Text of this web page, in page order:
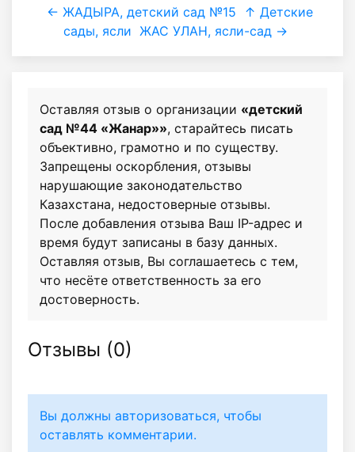
← ЖАДЫРА, детский сад №15
↑ Детские
сады, ясли ЖАС УЛАН, ясли-сад →
Оставляя отзыв о организации «детский
сад №44 «Жанар»», старайтесь писать
объективно, грамотно и по существу.
Запрещены оскорбления, отзывы
нарушающие законодательство
Казахстана, недостоверные отзывы.
После добавления отзыва Ваш IP-адрес и
время будут записаны в базу данных.
Оставляя отзыв, Вы соглашаетесь с тем,
что несёте ответственность за его
достоверность.
Отзывы (0)
Вы должны авторизоваться, чтобы
оставлять комментарии.